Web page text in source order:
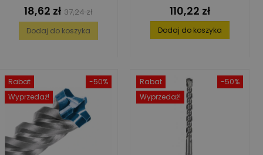
Cena
18,62 zł Cena
podstawowa
37,24 zł
Dodaj do koszyka
Cena
110,22 zł
Dodaj do koszyka
-50%
Rabat
Wyprzedaż!
-50%
Rabat
Wyprzedaż!